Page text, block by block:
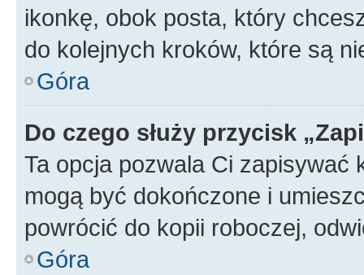
ikonkę, obok posta, który
do kolejnych kroków, które są
Góra
Do czego służy przycisk
Ta opcja pozwala Ci zapisywać
mogą być dokończone i
powrócić do kopii roboczej,
Góra